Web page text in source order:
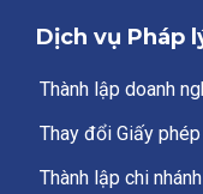
Dịch vụ Pháp
Thành lập doanh
Thay đổi Giấy phép
Thành lập chi